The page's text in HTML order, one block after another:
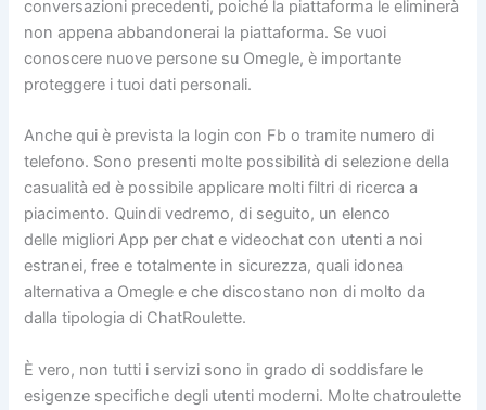
conversazioni precedenti, poiché la piattaforma le eliminerà
non appena abbandonerai la piattaforma. Se vuoi
conoscere nuove persone su Omegle, è importante
proteggere i tuoi dati personali.
Anche qui è prevista la login con Fb o tramite numero di
telefono. Sono presenti molte possibilità di selezione della
casualità ed è possibile applicare molti filtri di ricerca a
piacimento. Quindi vedremo, di seguito, un elenco
delle migliori App per chat e videochat con utenti a noi
estranei, free e totalmente in sicurezza, quali idonea
alternativa a Omegle e che discostano non di molto da
dalla tipologia di ChatRoulette.
È vero, non tutti i servizi sono in grado di soddisfare le
esigenze specifiche degli utenti moderni. Molte chatroulette